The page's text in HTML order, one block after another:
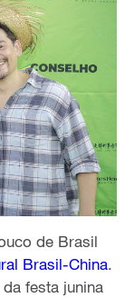
de Brasil
Brasil-China.
festa junina